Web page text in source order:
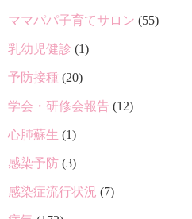
ママパパ子育てサロン (55)
乳幼児健診 (1)
予防接種 (20)
学会・研修会報告 (12)
心肺蘇生 (1)
感染予防 (3)
感染症流行状況 (7)